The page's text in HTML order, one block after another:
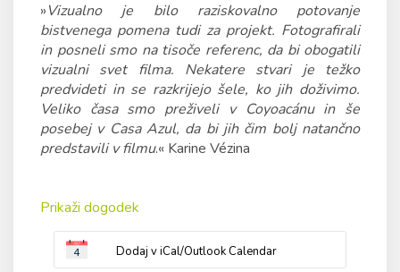
»Vizualno je bilo raziskovalno potovanje
bistvenega pomena tudi za projekt. Fotografirali
in posneli smo na tisoče referenc, da bi obogatili
vizualni svet filma. Nekatere stvari je težko
predvideti in se razkrijejo šele, ko jih doživimo.
Veliko časa smo preživeli v Coyoacánu in še
posebej v Casa Azul, da bi jih čim bolj natančno
predstavili v filmu.« Karine Vézina
Prikaži dogodek
Dodaj v iCal/Outlook Calendar